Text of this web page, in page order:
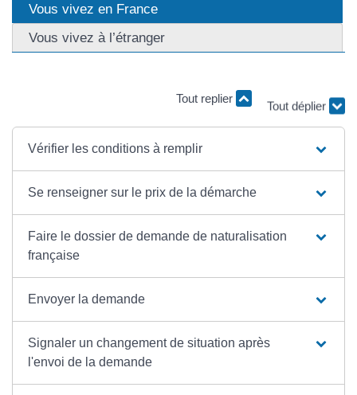
Vous vivez en France
Vous vivez à l’étranger
Tout replier
Tout déplier
Vérifier les conditions à remplir
Se renseigner sur le prix de la démarche
Faire le dossier de demande de naturalisation
française
Envoyer la demande
Signaler un changement de situation après
l'envoi de la demande